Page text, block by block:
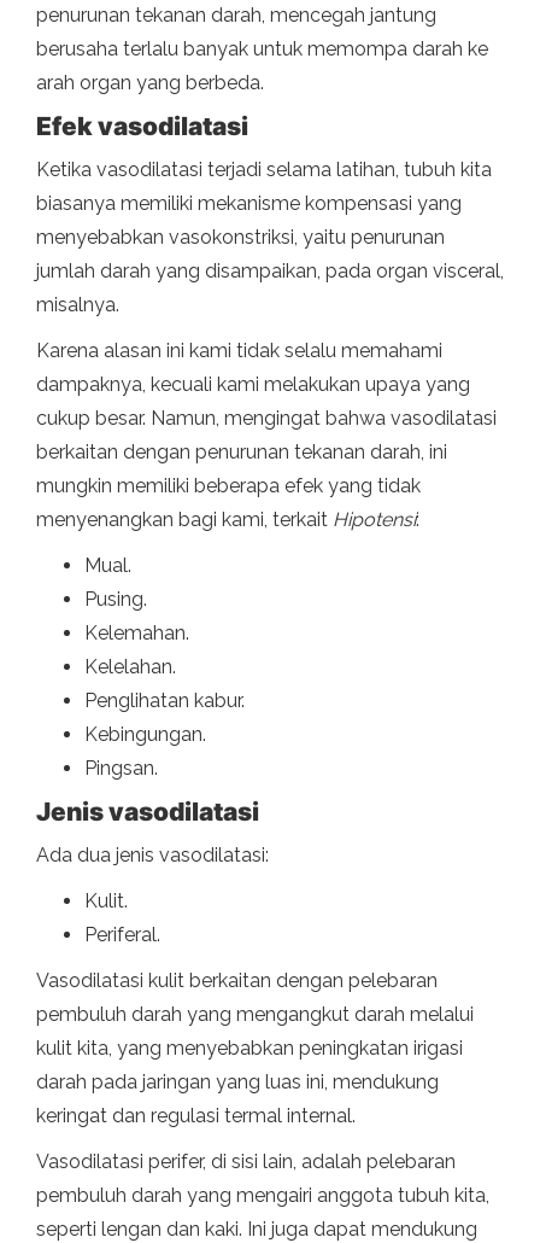
penurunan tekanan darah, mencegah jantung
berusaha terlalu banyak untuk memompa darah ke
arah organ yang berbeda.
Efek vasodilatasi
Ketika vasodilatasi terjadi selama latihan, tubuh kita
biasanya memiliki mekanisme kompensasi yang
menyebabkan vasokonstriksi, yaitu penurunan
jumlah darah yang disampaikan, pada organ visceral,
misalnya.
Karena alasan ini kami tidak selalu memahami
dampaknya, kecuali kami melakukan upaya yang
cukup besar. Namun, mengingat bahwa vasodilatasi
berkaitan dengan penurunan tekanan darah, ini
mungkin memiliki beberapa efek yang tidak
menyenangkan bagi kami, terkait Hipotensi:
Mual.
Pusing.
Kelemahan.
Kelelahan.
Penglihatan kabur.
Kebingungan.
Pingsan.
Jenis vasodilatasi
Ada dua jenis vasodilatasi:
Kulit.
Periferal.
Vasodilatasi kulit berkaitan dengan pelebaran
pembuluh darah yang mengangkut darah melalui
kulit kita, yang menyebabkan peningkatan irigasi
darah pada jaringan yang luas ini, mendukung
keringat dan regulasi termal internal.
Vasodilatasi perifer, di sisi lain, adalah pelebaran
pembuluh darah yang mengairi anggota tubuh kita,
seperti lengan dan kaki. Ini juga dapat mendukung